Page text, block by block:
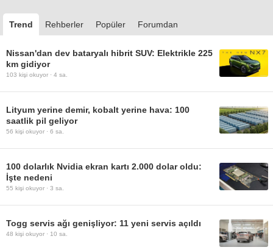
Trend Rehberler Popüler Forumdan
Nissan'dan dev bataryalı hibrit SUV: Elektrikle 225
km gidiyor
103 kişi okuyor · 4 sa.
Lityum yerine demir, kobalt yerine hava: 100
saatlik pil geliyor
56 kişi okuyor · 6 sa.
100 dolarlık Nvidia ekran kartı 2.000 dolar oldu:
İşte nedeni
55 kişi okuyor · 3 sa.
Togg servis ağı genişliyor: 11 yeni servis açıldı
48 kişi okuyor · 10 sa.